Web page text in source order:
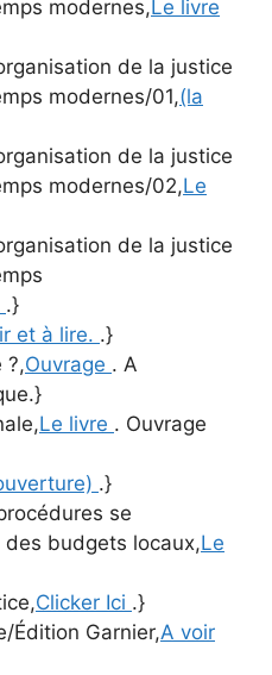
modernes,Le livre
de la justice
modernes/01,(la
de la justice
modernes/02,Le
de la justice
.}
et à lire. .}
?,Ouvrage . A
Le livre . Ouvrage
.}
se
des budgets locaux,Le
Clicker Ici .}
Édition Garnier,A voir